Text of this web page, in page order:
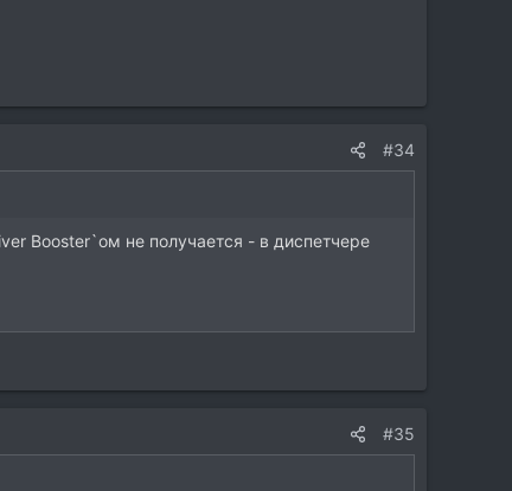
#34
Booster`ом не получается - в диспетчере
#35